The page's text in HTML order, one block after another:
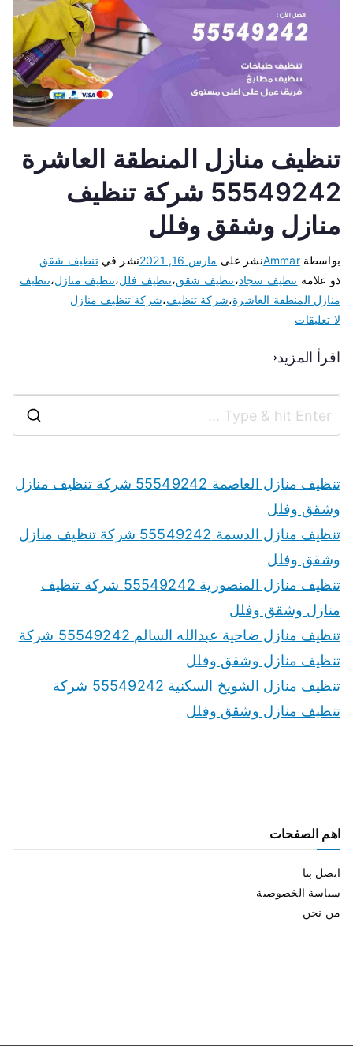
تنظيف منازل المنطقة العاشرة
55549242 شركة تنظيف
منازل وشقق وفلل
بواسطةAmmarنشر على مارس 16, 2021 نشر فيتنظيف شقق
ذو علامة تنظيف سجاد،تنظيف شقق،تنظيف فلل،تنظيف منازل،تنظيف
منازل المنطقة العاشرة،شركة تنظيف،شركة تنظيف منازل
لا تعليقات
اقرأ المزيد
تنظيف منازل العاصمة 55549242 شركة تنظيف منازل
وشقق وفلل
تنظيف منازل الدسمة 55549242 شركة تنظيف منازل
وشقق وفلل
تنظيف منازل المنصورية 55549242 شركة تنظيف
منازل وشقق وفلل
تنظيف منازل ضاحية عبدالله السالم 55549242 شركة
تنظيف منازل وشقق وفلل
تنظيف منازل الشويخ السكنية 55549242 شركة
تنظيف منازل وشقق وفلل
اهم الصفحات
اتصل بنا
سياسة الخصوصية
من نحن